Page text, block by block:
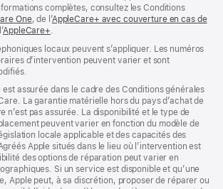
complètes, consultez les Conditions
One(s’ouvre
dans
nouvelle
fenêtre)
, de l’AppleCare+ avec couverture en cas de
AppleCare+(s’ouvre
une
nouvelle
.
locaux peuvent s’appliquer. Les numéros
d’intervention peuvent varier et sont
assurée dans le cadre des Conditions générales
La garantie matérielle hors du pays d’achat de
n’est pas assurée. La disponibilité et le type de
peuvent varier en fonction du modèle de
locale applicable et des capacités des
Apple situés dans le lieu où l’intervention est
des options de réparation peut varier en
Si un service est disponible et qu’une
Apple peut, à sa discrétion, proposer de réparer ou